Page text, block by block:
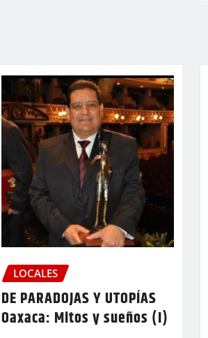
LOCALES
DE PARADOJAS Y UTOPÍAS
Oaxaca: Mitos y sueños (I)